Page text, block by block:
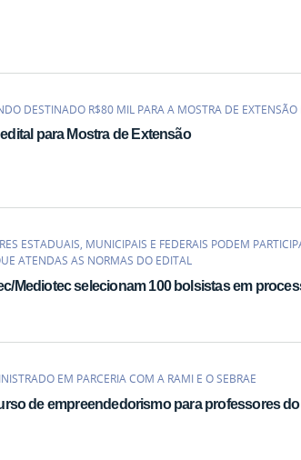
DESTINADO R$80 MIL PARA A MOSTRA DE
para Mostra de Extensão
ESTADUAIS, MUNICIPAIS E FEDERAIS PODEM
ATENDAS AS NORMAS DO EDITAL
Mediotec selecionam 100 bolsistas em
EM PARCERIA COM A RAMI E O SEBRAE
de empreendedorismo para professores do